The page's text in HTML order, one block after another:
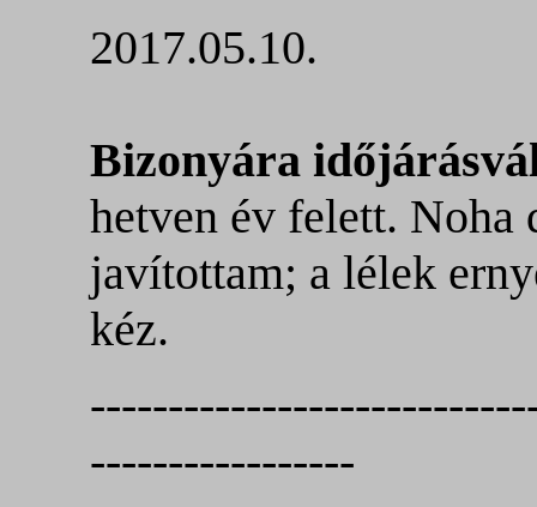
2017.05.10.
Bizonyára
hetven év felett. Noha
javítottam; a lélek
kéz.
-----------------